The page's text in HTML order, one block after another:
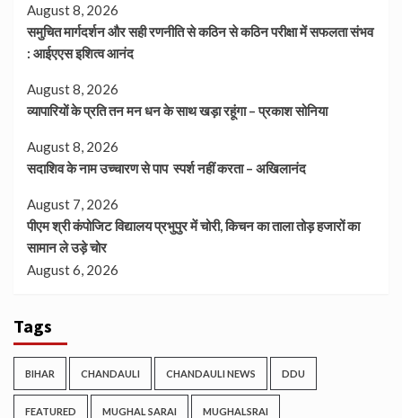
August 8, 2026
समुचित मार्गदर्शन और सही रणनीति से कठिन से कठिन परीक्षा में सफलता संभव
: आईएएस इशित्व आनंद
August 8, 2026
व्यापारियों के प्रति तन मन धन के साथ खड़ा रहूंगा – प्रकाश सोनिया
August 8, 2026
सदाशिव के नाम उच्चारण से पाप स्पर्श नहीं करता – अखिलानंद
August 7, 2026
पीएम श्री कंपोजिट विद्यालय प्रभुपुर में चोरी, किचन का ताला तोड़ हजारों का
सामान ले उड़े चोर
August 6, 2026
Tags
BIHAR CHANDAULI CHANDAULI NEWS DDU
FEATURED MUGHAL SARAI MUGHALSRAI